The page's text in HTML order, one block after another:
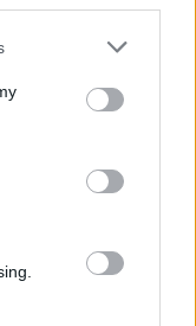
or more Google
You may click to
party tags to
in below Google
a szükségleteidet,
vagy neki.
fejezi ki, más
Szuper, ha ezek a
ha nyitottak